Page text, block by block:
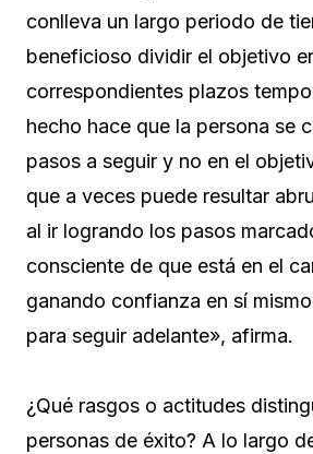
conlleva un largo periodo de
beneficioso dividir el objetivo
correspondientes plazos
hecho hace que la persona se
pasos a seguir y no en el
que a veces puede resultar
al ir logrando los pasos
consciente de que está en el
ganando confianza en sí
para seguir adelante», afirma.
¿Qué rasgos o actitudes
personas de éxito? A lo largo